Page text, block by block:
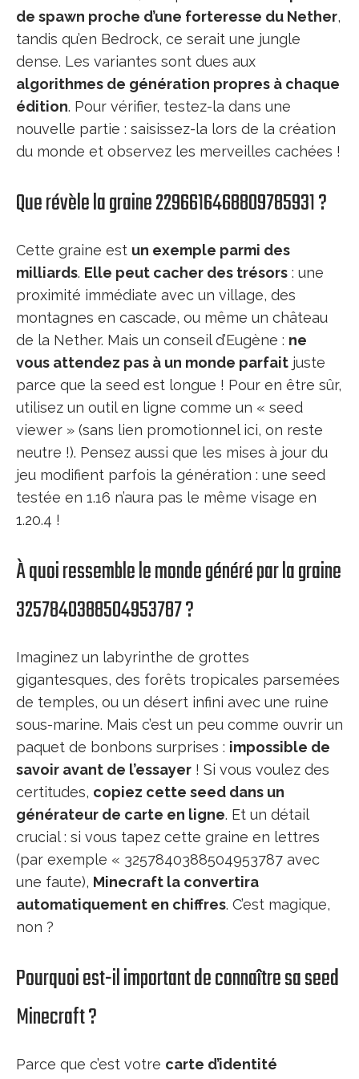
de spawn proche d’une forteresse du Nether,
tandis qu’en Bedrock, ce serait une jungle
dense. Les variantes sont dues aux
algorithmes de génération propres à chaque
édition. Pour vérifier, testez-la dans une
nouvelle partie : saisissez-la lors de la création
du monde et observez les merveilles cachées !
Que révèle la graine 2296616468809785931 ?
Cette graine est un exemple parmi des
milliards. Elle peut cacher des trésors : une
proximité immédiate avec un village, des
montagnes en cascade, ou même un château
de la Nether. Mais un conseil d’Eugène : ne
vous attendez pas à un monde parfait juste
parce que la seed est longue ! Pour en être sûr,
utilisez un outil en ligne comme un « seed
viewer » (sans lien promotionnel ici, on reste
neutre !). Pensez aussi que les mises à jour du
jeu modifient parfois la génération : une seed
testée en 1.16 n’aura pas le même visage en
1.20.4 !
À quoi ressemble le monde généré par la graine
3257840388504953787 ?
Imaginez un labyrinthe de grottes
gigantesques, des forêts tropicales parsemées
de temples, ou un désert infini avec une ruine
sous-marine. Mais c’est un peu comme ouvrir un
paquet de bonbons surprises : impossible de
savoir avant de l’essayer ! Si vous voulez des
certitudes, copiez cette seed dans un
générateur de carte en ligne. Et un détail
crucial : si vous tapez cette graine en lettres
(par exemple « 3257840388504953787 avec
une faute), Minecraft la convertira
automatiquement en chiffres. C’est magique,
non ?
Pourquoi est-il important de connaître sa seed
Minecraft ?
Parce que c’est votre carte d’identité